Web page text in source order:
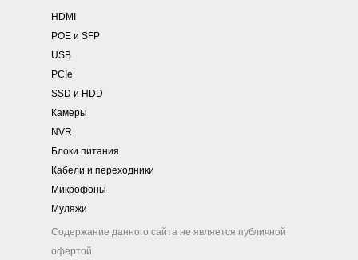
HDMI
POE и SFP
USB
PCIe
SSD и HDD
Камеры
NVR
Блоки питания
Кабели и переходники
Микрофоны
Муляжи
Содержание данного сайта не является публичной
офертой